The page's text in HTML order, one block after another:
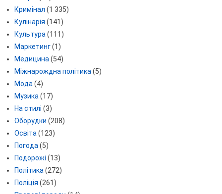
Кримінал (1 335)
Кулінарія (141)
Культура (111)
Маркетинг(1)
Медицина (54)
Міжнарождна політика (5)
Мода (4)
Музика (17)
На стилі (3)
Оборудки (208)
Освіта (123)
Погода (5)
Подорожі (13)
Політика (272)
Поліція (261)